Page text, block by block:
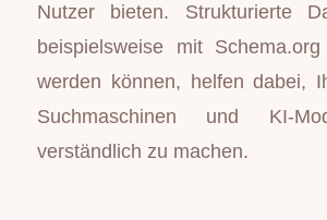
Nutzer bieten. Strukturierte
beispielsweise mit
werden können, helfen dabei,
Suchmaschinen und KI-
verständlich zu machen.